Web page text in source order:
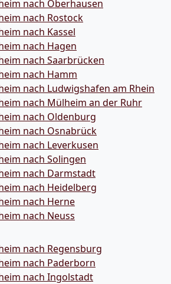
nach Oberhausen
nach Rostock
nach Kassel
nach Hagen
nach Saarbrücken
nach Hamm
nach Ludwigshafen am Rhein
nach Mülheim an der Ruhr
nach Oldenburg
nach Osnabrück
nach Leverkusen
nach Solingen
nach Darmstadt
nach Heidelberg
nach Herne
nach Neuss
nach Regensburg
nach Paderborn
nach Ingolstadt